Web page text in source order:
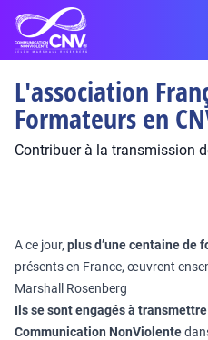
L'association
Formateurs en
Contribuer à la transmission
A ce jour, plus d’une centaine de
présents en France, œuvrent
Marshall Rosenberg
Ils se sont engagés à
Communication NonViolente